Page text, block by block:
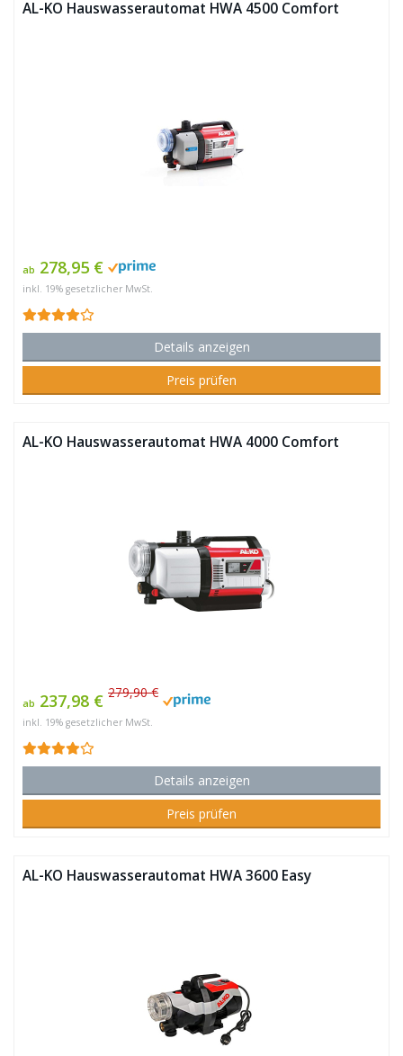
AL-KO Hauswasserautomat HWA 4500 Comfort
ab 278,95 €
inkl. 19% gesetzlicher MwSt.
Details anzeigen
Preis prüfen
AL-KO Hauswasserautomat HWA 4000 Comfort
ab 237,98 € 279,90 €
inkl. 19% gesetzlicher MwSt.
Details anzeigen
Preis prüfen
AL-KO Hauswasserautomat HWA 3600 Easy